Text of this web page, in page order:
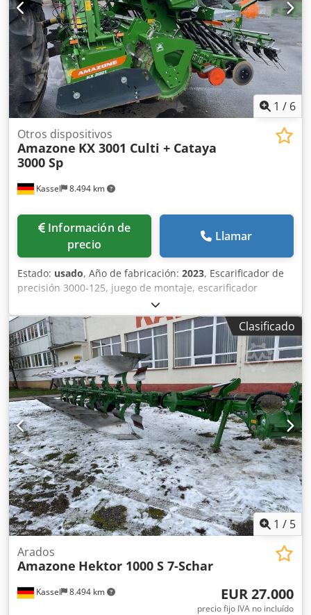
1 / 6
Kassel 8.494 km
Otros dispositivos
Amazone KX 3001 Culti + Cataya
3000 Sp
Información de
precio
Llamar
Estado: usado, Año de fabricación: 2023, Escarificador de
precisión 3000-125, juego de montaje, escarificador
ajustable. Marcador de surcos adicional / electrónico 3000
AmaDrill 2 para Cataya. Sensor de radar / internacional.
Sensor analógico de posición de trabajo. Conmutación
electrónica de rodadas / válvula de control y rodado
hidráulico. Dkjdpetgpggsfx Aifor
Clasificado
1 / 5
Kassel 8.494 km
Arados
Amazone Hektor 1000 S 7-Schar
EUR 27.000
precio fijo IVA no incluído